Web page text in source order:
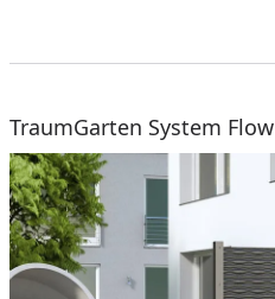
TraumGarten System Flow